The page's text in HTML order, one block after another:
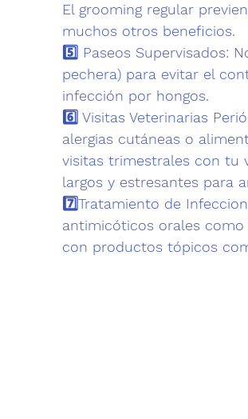
El grooming regular
muchos otros beneficios.
5️⃣ Paseos Supervisados:
pechera) para evitar el
infección por hongos.
6️⃣ Visitas Veterinarias
alergias cutáneas o
visitas trimestrales con tu
largos y estresantes para
7️⃣Tratamiento de
antimicóticos orales
con productos tópicos